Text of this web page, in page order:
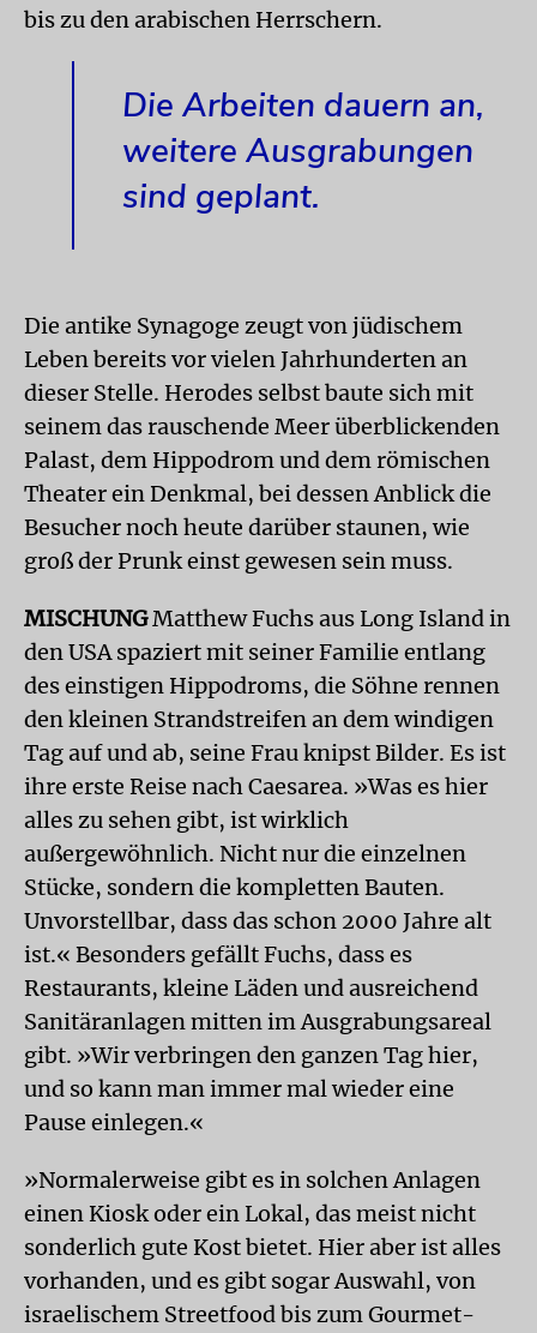
bis zu den arabischen Herrschern.
Die Arbeiten dauern an,
weitere Ausgrabungen
sind geplant.
Die antike Synagoge zeugt von jüdischem
Leben bereits vor vielen Jahrhunderten an
dieser Stelle. Herodes selbst baute sich mit
seinem das rauschende Meer überblickenden
Palast, dem Hippodrom und dem römischen
Theater ein Denkmal, bei dessen Anblick die
Besucher noch heute darüber staunen, wie
groß der Prunk einst gewesen sein muss.
MISCHUNGMatthew Fuchs aus Long Island in
den USA spaziert mit seiner Familie entlang
des einstigen Hippodroms, die Söhne rennen
den kleinen Strandstreifen an dem windigen
Tag auf und ab, seine Frau knipst Bilder. Es ist
ihre erste Reise nach Caesarea. »Was es hier
alles zu sehen gibt, ist wirklich
außergewöhnlich. Nicht nur die einzelnen
Stücke, sondern die kompletten Bauten.
Unvorstellbar, dass das schon 2000 Jahre alt
ist.« Besonders gefällt Fuchs, dass es
Restaurants, kleine Läden und ausreichend
Sanitäranlagen mitten im Ausgrabungsareal
gibt. »Wir verbringen den ganzen Tag hier,
und so kann man immer mal wieder eine
Pause einlegen.«
»Normalerweise gibt es in solchen Anlagen
einen Kiosk oder ein Lokal, das meist nicht
sonderlich gute Kost bietet. Hier aber ist alles
vorhanden, und es gibt sogar Auswahl, von
israelischem Streetfood bis zum Gourmet-